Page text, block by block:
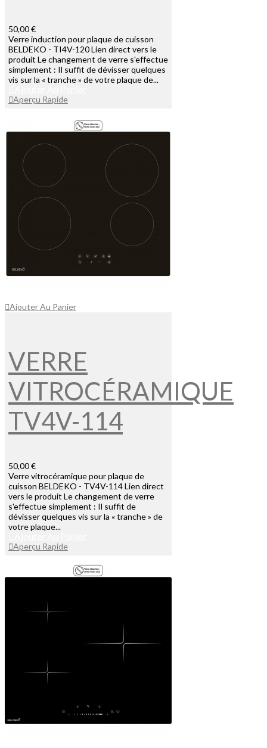
50,00 €
Verre induction pour plaque de cuisson
BELDEKO - TI4V-120 Lien direct vers le
produit Le changement de verre s'effectue
simplement : Il suffit de dévisser quelques
vis sur la « tranche » de votre plaque de...
Aperçu Rapide
Ajouter Au Panier
VERRE
VITROCÉRAMIQUE
TV4V-114
50,00 €
Verre vitrocéramique pour plaque de
cuisson BELDEKO - TV4V-114 Lien direct
vers le produit Le changement de verre
s'effectue simplement : Il suffit de
dévisser quelques vis sur la « tranche » de
votre plaque...
Aperçu Rapide